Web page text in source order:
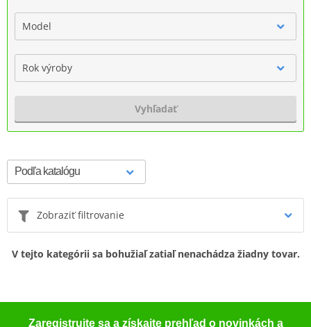
Model
Rok výroby
Vyhľadať
Zobraziť filtrovanie
V tejto kategórii sa bohužiaľ zatiaľ nenachádza žiadny tovar.
Zaregistrujte sa a získajte prehľad o novinkách a